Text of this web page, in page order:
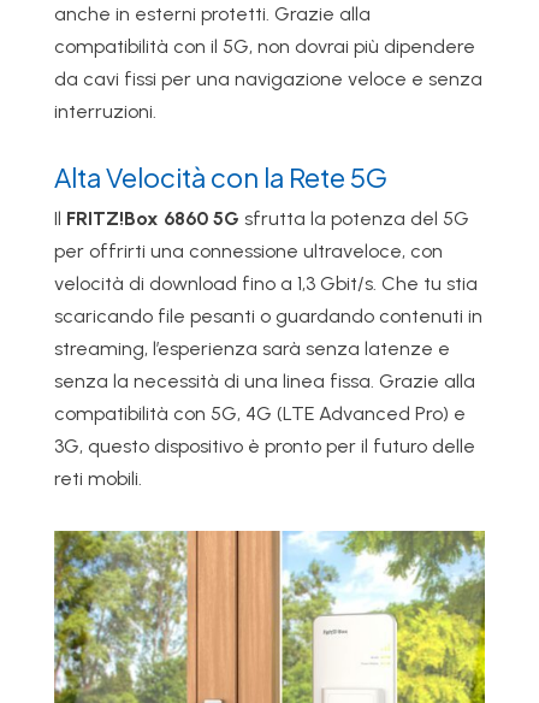
anche in esterni protetti. Grazie alla
compatibilità con il 5G, non dovrai più dipendere
da cavi fissi per una navigazione veloce e senza
interruzioni.
Alta Velocità con la Rete 5G
Il FRITZ!Box 6860 5G sfrutta la potenza del 5G
per offrirti una connessione ultraveloce, con
velocità di download fino a 1,3 Gbit/s. Che tu stia
scaricando file pesanti o guardando contenuti in
streaming, l’esperienza sarà senza latenze e
senza la necessità di una linea fissa. Grazie alla
compatibilità con 5G, 4G (LTE Advanced Pro) e
3G, questo dispositivo è pronto per il futuro delle
reti mobili.